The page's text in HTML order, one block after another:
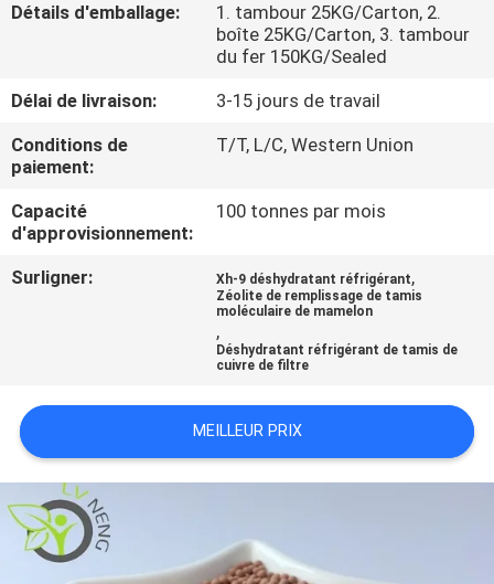
DE
L'USINE
CONTRÔLE
DE
QUALITÉ
NOUVELLES
CAS
Détails d'emballage:
1. tambour 25KG/Carton, 2.
boîte 25KG/Carton, 3. tambour
du fer 150KG/Sealed
Délai de livraison:
3-15 jours de travail
Conditions de
paiement:
T/T, L/C, Western Union
Capacité
d'approvisionnement:
100 tonnes par mois
Surligner: Xh-9 déshydratant réfrigérant,
Zéolite de remplissage de tamis
moléculaire de mamelon
,
Déshydratant réfrigérant de tamis de
cuivre de filtre
MEILLEUR PRIX